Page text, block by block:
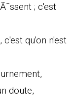
; c'est
c'est qu'on n'est
doute,